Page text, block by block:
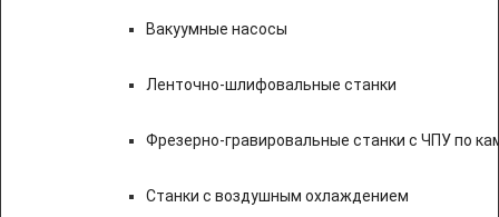
Вакуумные насосы
Ленточно-шлифовальные станки
Фрезерно-гравировальные станки с ЧПУ по
Станки с воздушным охлаждением